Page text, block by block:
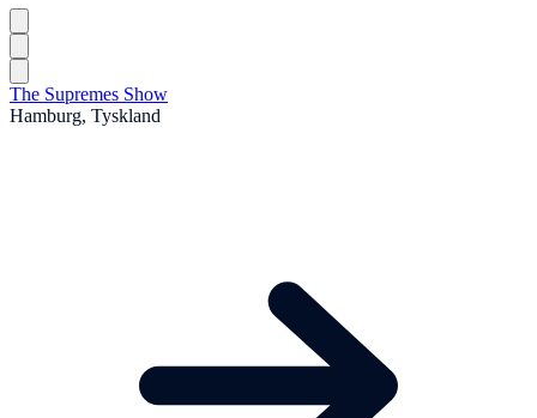
The Supremes Show
Hamburg, Tyskland